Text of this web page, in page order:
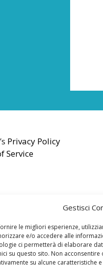
Gestisci
le migliori esperienze,
e/o accedere alle
ci permetterà di elaborare
su questo sito. Non
su alcune caratteristiche
Privacy Policy
Service